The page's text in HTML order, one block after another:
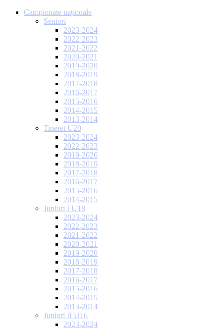
Campionate naționale
Seniori
2023-2024
2022-2023
2021-2022
2020-2021
2019-2020
2018-2019
2017-2018
2016-2017
2015-2016
2014-2015
2013-2014
Tineret U20
2023-2024
2022-2023
2019-2020
2018-2019
2017-2018
2016-2017
2015-2016
2014-2015
Juniori I U18
2023-2024
2022-2023
2021-2022
2020-2021
2019-2020
2018-2019
2017-2018
2016-2017
2015-2016
2014-2015
2013-2014
Juniori II U16
2023-2024